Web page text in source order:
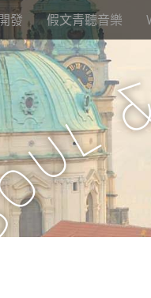
發 假文青聽音樂
u
l